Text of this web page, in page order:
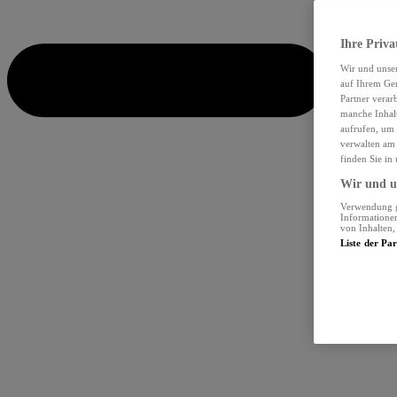
Ihre
Wir und
auf Ihrem
Partner
manche
aufrufen, um
verwalten
finden Sie in
Wir und
Verwendung
von Inhalten,
Liste der